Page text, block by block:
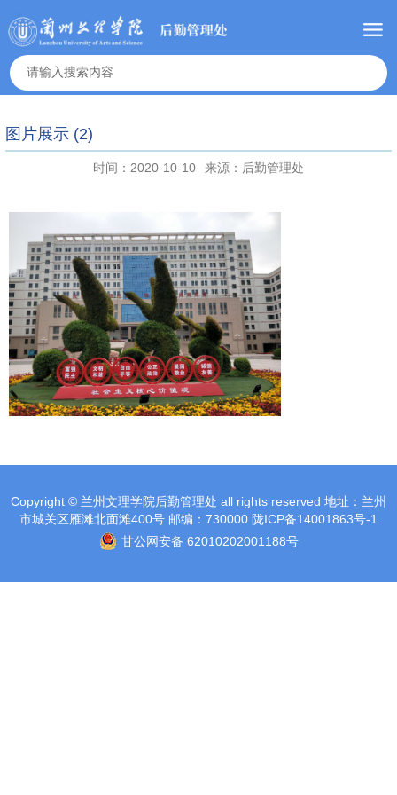
图片展示 (2)
时间：2020-10-10 来源：后勤管理处
Copyright © 兰州文理学院后勤管理处 all rights reserved 地址：兰州
市城关区雁滩北面滩400号 邮编：730000 陇ICP备14001863号-1
甘公网安备 62010202001188号